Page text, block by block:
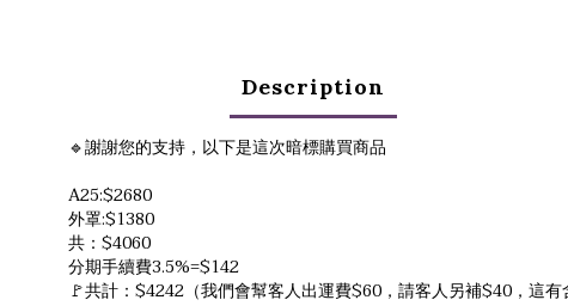
Description
🔹謝謝您的支持，以下是這次暗標購買商品
A25:$2680
外罩:$1380
共：$4060
分期手續費3.5%=$142
🚩共計：$4242（我們會幫客人出運費$60，請客人另補$40，這有